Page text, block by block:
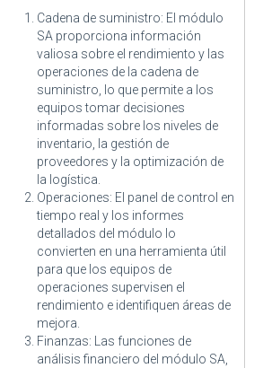
Cadena de suministro: El módulo
SA proporciona información
valiosa sobre el rendimiento y las
operaciones de la cadena de
suministro, lo que permite a los
equipos tomar decisiones
informadas sobre los niveles de
inventario, la gestión de
proveedores y la optimización de
la logística.
Operaciones: El panel de control en
tiempo real y los informes
detallados del módulo lo
convierten en una herramienta útil
para que los equipos de
operaciones supervisen el
rendimiento e identifiquen áreas de
mejora.
Finanzas: Las funciones de
análisis financiero del módulo SA,